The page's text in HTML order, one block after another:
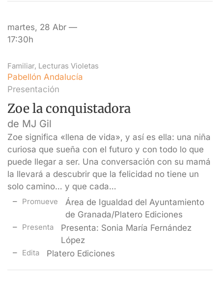
martes, 28 Abr —
17:30h
Familiar, Lecturas Violetas
Pabellón Andalucía
Presentación
Zoe la conquistadora
de MJ Gil
Zoe significa «llena de vida», y así es ella: una niña
curiosa que sueña con el futuro y con todo lo que
puede llegar a ser. Una conversación con su mamá
la llevará a descubrir que la felicidad no tiene un
solo camino… y que cada…
Promueve
Área de Igualdad del Ayuntamiento
de Granada/Platero Ediciones
Presenta
Presenta: Sonia María Fernández
López
Edita Platero Ediciones